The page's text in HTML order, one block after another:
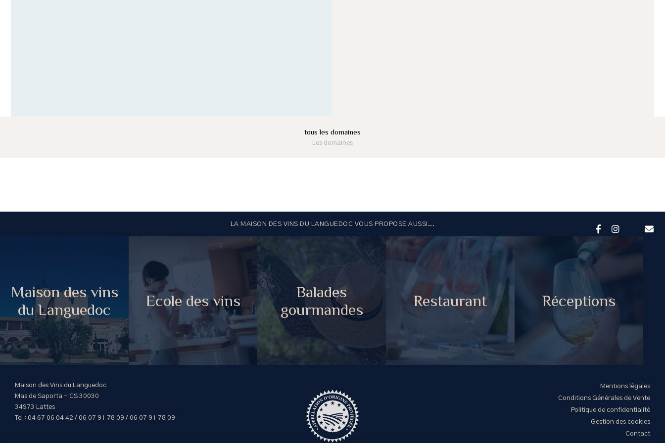
tous les domaines
Les domaines
LA MAISON DES VINS DU LANGUEDOC VOUS PROPOSE AUSSI...
Maison des vins
du Languedoc
Ecole des vins
Balades
gourmandes
Restaurant Réceptions
Maison des Vins du Languedoc
Mas de Saporta - CS 30030
34973 Lattes
Tel : 04 67 06 04 42 / 06 07 91 78 09 / 06 07 91 78 09
Mentions légales
Conditions Générales de Vente
Politique de confidentialité
Gestion des cookies
Contact